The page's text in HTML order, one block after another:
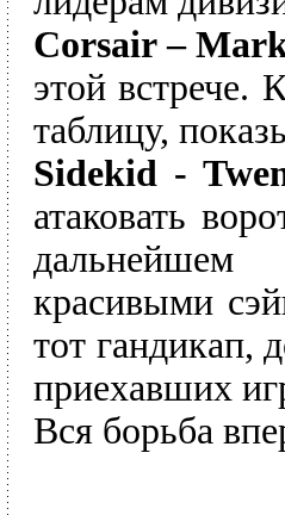
Corsair –
этой встрече.
таблицу,
Sidekid -
атаковать
дальнейшем
красивыми
тот гандикап,
приехавших
Вся борьба